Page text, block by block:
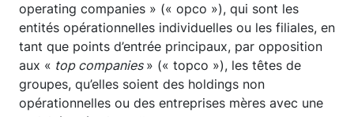
operating companies » (« opco »), qui sont les
entités opérationnelles individuelles ou les filiales, en
tant que points d’entrée principaux, par opposition
aux « top companies » (« topco »), les têtes de
groupes, qu’elles soient des holdings non
opérationnelles ou des entreprises mères avec une